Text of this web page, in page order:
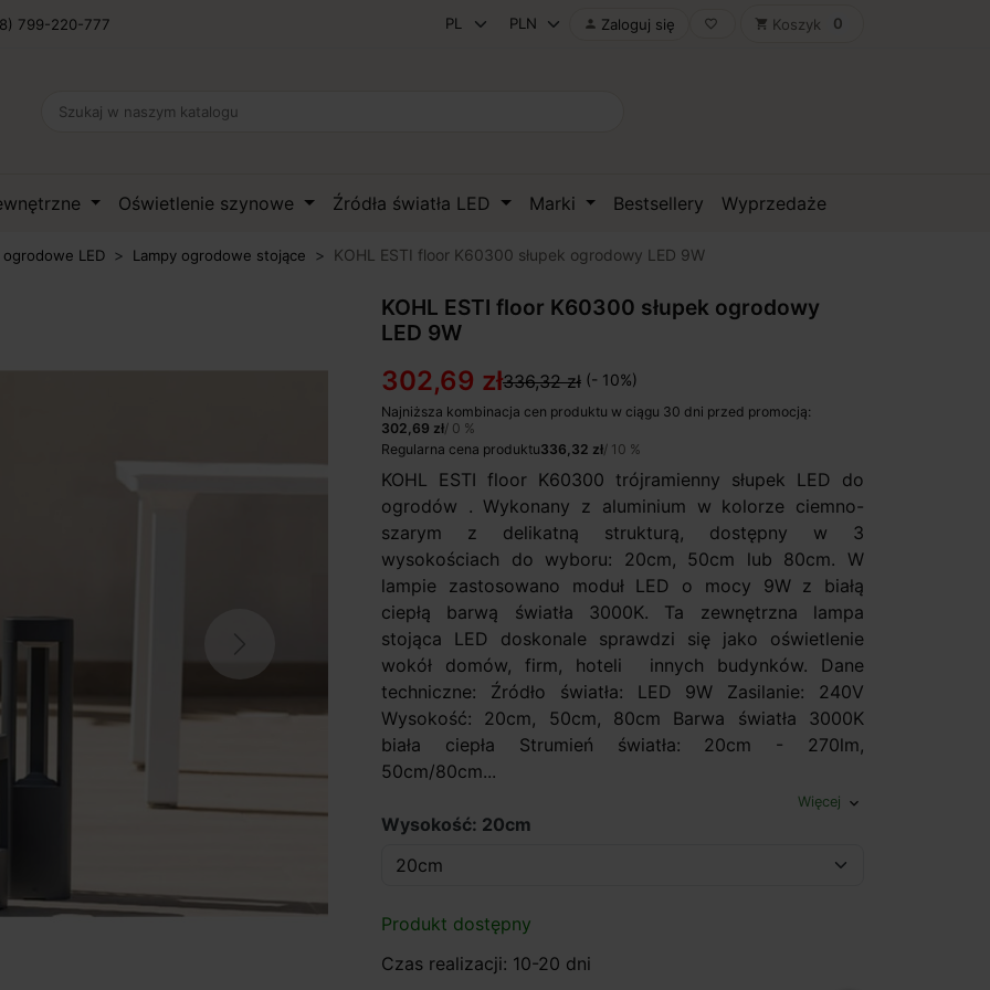
799-220-777  Zaloguj się favorite_border shopping_cart Koszyk 0
Oświetlenie szynowe Źródła światła LED Marki Bestsellery Wyprzedaże
ogrodowe LED Lampy ogrodowe stojące KOHL ESTI floor K60300 słupek ogrodowy LED 9W
KOHL ESTI floor K60300 słupek ogrodowy
LED 9W
302,69 zł336,32 zł (- 10%)
Najniższa kombinacja cen produktu w ciągu 30 dni przed promocją:
302,69 zł/ 0 %
Regularna cena produktu336,32 zł/ 10 %
KOHL ESTI floor K60300 trójramienny słupek LED do
ogrodów . Wykonany z aluminium w kolorze ciemno-
szarym z delikatną strukturą, dostępny w 3
wysokościach do wyboru: 20cm, 50cm lub 80cm. W
lampie zastosowano moduł LED o mocy 9W z białą
ciepłą barwą światła 3000K. Ta zewnętrzna lampa
stojąca LED doskonale sprawdzi się jako oświetlenie
wokół domów, firm, hoteli innych budynków. Dane
techniczne: Źródło światła: LED 9W Zasilanie: 240V
Wysokość: 20cm, 50cm, 80cm Barwa światła 3000K
biała ciepła Strumień światła: 20cm - 270lm,
50cm/80cm...
Więcej expand_more
Wysokość: 20cm
Produkt dostępny
Czas realizacji: 10-20 dni